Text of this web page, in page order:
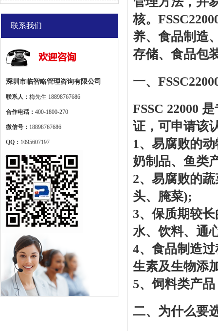
联系我们
深圳市临智略管理咨询有限公司
联系人： 梅先生 18898767686
合作电话： 400-1800-270
微信号： 18898767686
QQ： 1095607197
核。
养、食品制造
存储、食品包
一、
FSSC 22000
证，可申请该
1、易腐败的
奶制品、鱼类
2、易腐败的
头、腌菜);
3、保质期较
水、饮料、通
4、食品制造
生素及生物添
5、饲料类产
二、为什么要